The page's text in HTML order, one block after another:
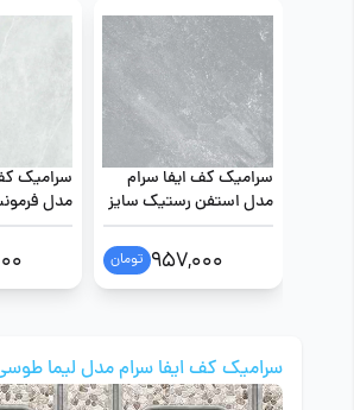
سرامیک کف ایفا سرام
مدل استفن رستیک سایز
40 در 40
957,000 تومان
سرامیک
مدل
سرامیک کف ایفا سرام مدل لیما